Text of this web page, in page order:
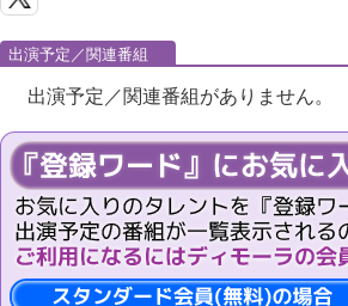
出演予定／関連番組
出演予定／関連番組がありません。